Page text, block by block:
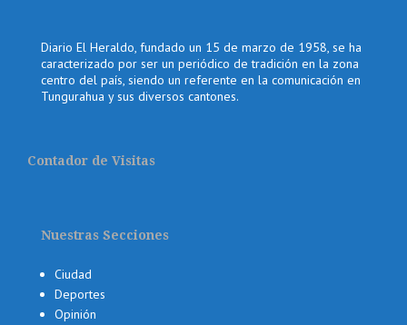
Diario El Heraldo, fundado un 15 de marzo de 1958, se ha
caracterizado por ser un periódico de tradición en la zona
centro del país, siendo un referente en la comunicación en
Tungurahua y sus diversos cantones.
Contador de Visitas
Nuestras Secciones
Ciudad
Deportes
Opinión